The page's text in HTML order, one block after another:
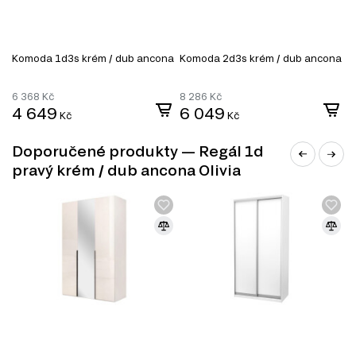
Noční stolky
Komoda 1d3s krém / dub ancona
6 368 Kč
4 649 Kč
Komoda 2d3s krém / dub ancona
8 286 Kč
6 049 Kč
Doporučené produkty — Regál 1d
pravý krém / dub ancona Olivia